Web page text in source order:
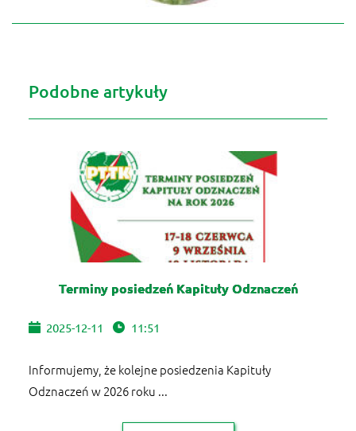
Podobne artykuły
Terminy posiedzeń Kapituły Odznaczeń
2025-12-11 11:51
Informujemy, że kolejne posiedzenia Kapituły
Odznaczeń w 2026 roku ...